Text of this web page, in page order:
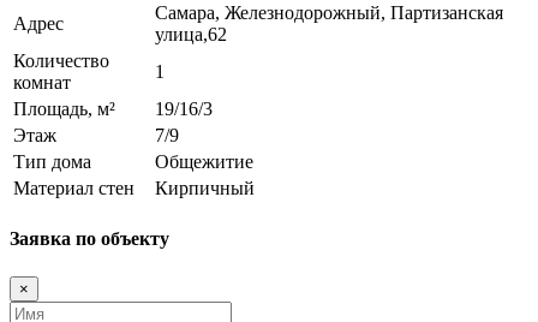
Адрес
Самара, Железнодорожный, Партизанская
улица,62
Количество
комнат
1
Площадь, м²
19/16/3
Этаж
7/9
Тип дома
Общежитие
Материал стен
Кирпичный
Заявка по объекту
×
Имя